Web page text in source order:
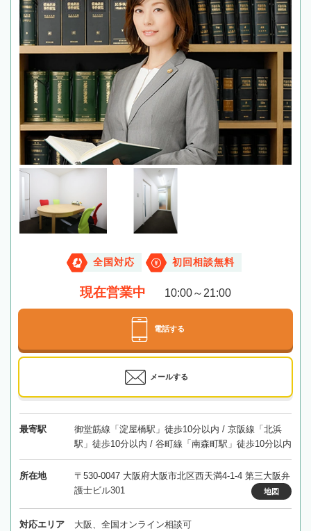
全国対応 初回相談無料
現在営業中 10:00～21:00
電話する
メールする
最寄駅
御堂筋線「淀屋橋駅」徒歩10分以内 / 京阪線「北浜
駅」徒歩10分以内 / 谷町線「南森町駅」徒歩10分以内
所在地
〒530-0047 大阪府大阪市北区西天満4-1-4 第三大阪弁
護士ビル301
地図
対応エリア 大阪、全国オンライン相談可